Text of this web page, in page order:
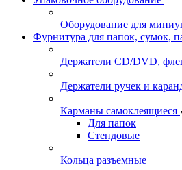
Оборудование для
Фурнитура для папок, сумок,
Держатели CD/DVD,
Держатели ручек и
Карманы самоклеящиеся
Для папок
Стендовые
Кольца разъемные